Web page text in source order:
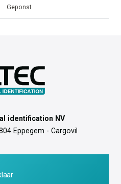
Geponst
identification NV
Eppegem - Cargovil